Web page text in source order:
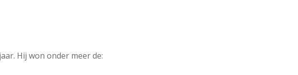
Hij won onder meer de: